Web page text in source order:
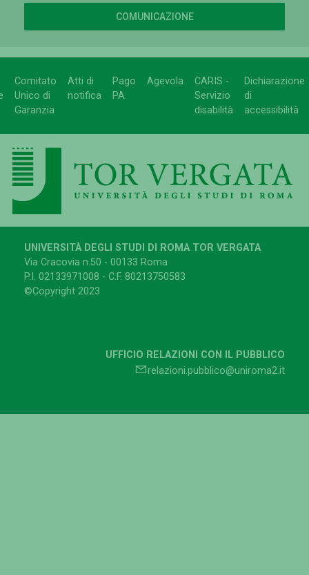
COMUNICAZIONE
Comitato
Unico di
Garanzia
Atti di
notifica
Pago
PA
Agevola
CARIS -
Servizio
disabilità
Dichiarazione
di
accessibilità
UNIVERSITÀ DEGLI STUDI DI ROMA TOR VERGATA
Via Cracovia n.50 - 00133 Roma
P.I. 02133971008 - C.F. 80213750583
©Copyright 2023
UFFICIO RELAZIONI CON IL PUBBLICO
relazioni.pubblico@uniroma2.it